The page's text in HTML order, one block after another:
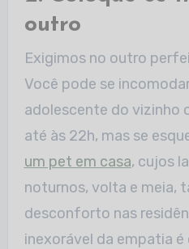
outro
Exigimos no outro
Você pode se
adolescente do vizinho
até às 22h, mas se
um pet em casa, cujos
noturnos, volta e meia,
desconforto nas
inexorável da empatia